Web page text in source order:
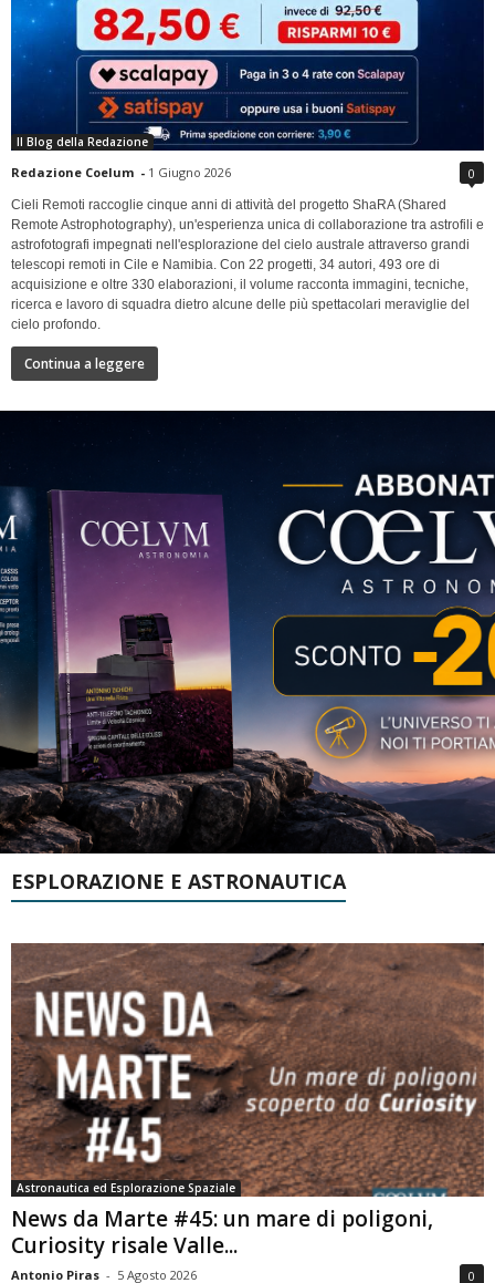
Il Blog della Redazione
Redazione Coelum - 1 Giugno 2026 0
Cieli Remoti raccoglie cinque anni di attività del progetto ShaRA (Shared
Remote Astrophotography), un'esperienza unica di collaborazione tra astrofili e
astrofotografi impegnati nell'esplorazione del cielo australe attraverso grandi
telescopi remoti in Cile e Namibia. Con 22 progetti, 34 autori, 493 ore di
acquisizione e oltre 330 elaborazioni, il volume racconta immagini, tecniche,
ricerca e lavoro di squadra dietro alcune delle più spettacolari meraviglie del
cielo profondo.
Continua a leggere
ESPLORAZIONE E ASTRONAUTICA
Astronautica ed Esplorazione Spaziale
News da Marte #45: un mare di poligoni,
Curiosity risale Valle...
Antonio Piras - 5 Agosto 2026 0